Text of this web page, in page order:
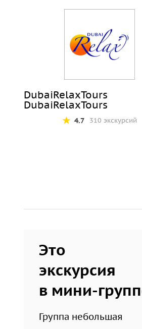
• Развлекательная
уведомления, если так
или трауром в стране. В
Во время Рамадана шоу
DubaiRelaxTours
DubaiRelaxTours
4.7 310 экскурсий
Это
экскурсия
в мини-
Группа небольшая